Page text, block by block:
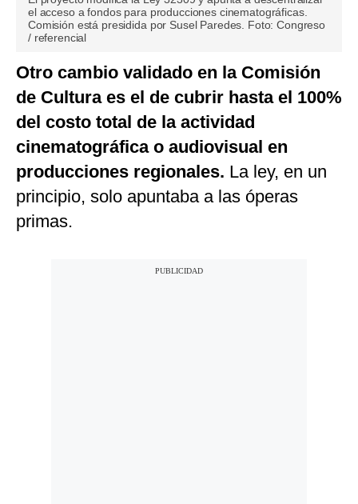
el acceso a fondos para producciones cinematográficas.
Comisión está presidida por Susel Paredes. Foto: Congreso
/ referencial
Otro cambio validado en la Comisión
de Cultura es el de cubrir hasta el 100%
del costo total de la actividad
cinematográfica o audiovisual en
producciones regionales. La ley, en un
principio, solo apuntaba a las óperas
primas.